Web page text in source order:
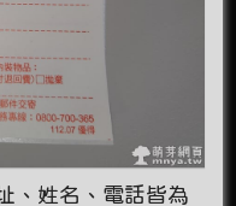
、姓名、電話皆為